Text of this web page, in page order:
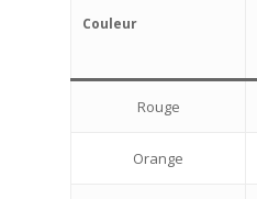
Couleur
Rouge
Orange